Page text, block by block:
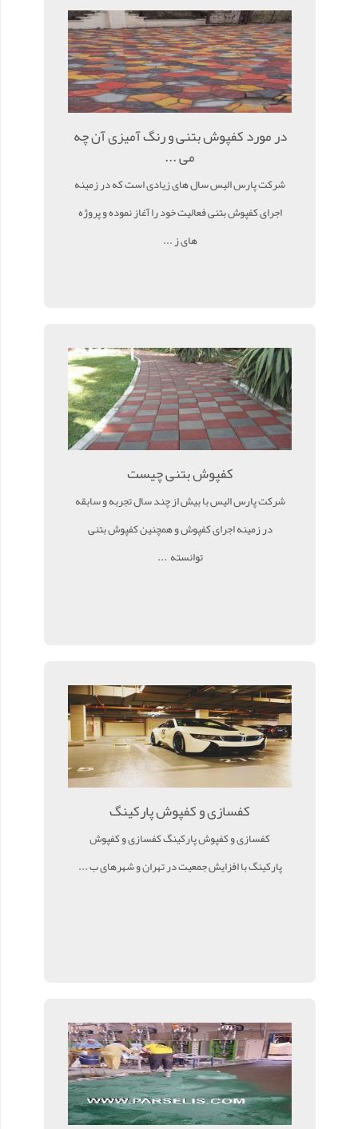
در مورد کفپوش بتنی و رنگ آمیزی آن چه
می ...
شرکت پارس الیس سال های زیادی است که در زمینه
اجرای کفپوش بتنی فعالیت خود را آغاز نموده و پروژه
های ز ...
کفپوش بتنی چیست
شرکت پارس الیس با بیش از چند سال تجربه و سابقه
در زمینه اجرای کفپوش و همچنین کفپوش بتنی
توانسته ...
کفسازی و کفپوش پارکینگ
کفسازی و کفپوش پارکینگ کفسازی و کفپوش
پارکینگ با افزایش جمعیت در تهران و شهرهای ب ...